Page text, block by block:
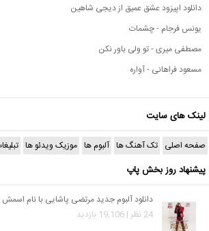
دانلود اپیزود عشق عمیق از دیجی شاهین
یونس فرجام - چشمات
مصطفی میری - تو ولی باور نکن
مسعود فراهانی - آواره
لینک های سایت
صفحه اصلی تک آهنگ ها آلبوم ها موزیک ویدئو ها
پیشنهاد روز بخش پاپ
دانلود آلبوم جدید مرتضی پاشایی با نام
24 نظر | 19,106 بازدید